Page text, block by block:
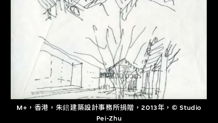
M+，香港，朱錇建築設計事務所捐贈，2013年，© Studio
Pei-Zhu
關於M+藏品
探索世界頂級的二十及二十一世紀視覺
文化藏品。